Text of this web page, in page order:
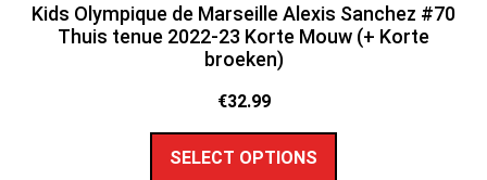
Kids Olympique de Marseille Alexis Sanchez #70
Thuis tenue 2022-23 Korte Mouw (+ Korte
broeken)
€32.99
SELECT OPTIONS